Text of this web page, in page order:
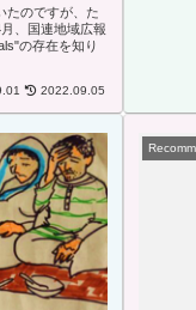
たのですが、た
、国連地域広報
の存在を知り
2022.09.05